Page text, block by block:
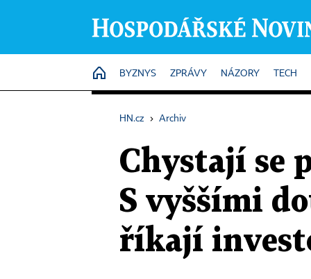
HOME
BYZNYS ZPRÁVY NÁZORY TECH
HN.cz › Archiv
Chystají se
S vyššími
říkají